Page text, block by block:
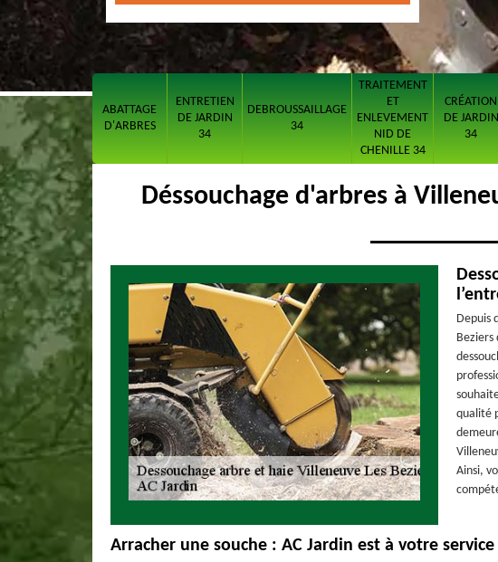
ABATTAGE
D'ARBRES
ENTRETIEN
DE JARDIN
34
DEBROUSSAILLAGE
34
TRAITEMENT
ET
ENLEVEMENT
NID DE
CHENILLE 34
CRÉATION
DE JARDIN
34
Déssouchage d'arbres à
Depuis
Beziers
qualité
Ainsi,
Arracher une souche : AC Jardin est à votre service